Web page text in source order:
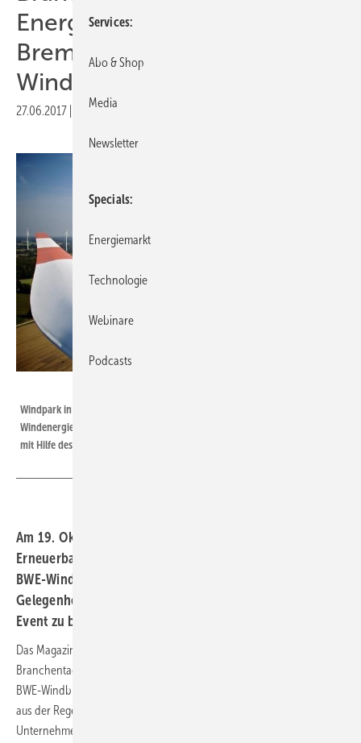
Energien Niedersachsen-
Bremen und
Windbranchentag
27.06.2017 Druckvorschau
Windpark in Niedersachsen | Einen konfliktfreien Ausbau der
Windenergienutzung erhofft sich die niedersächsische Landesregierung
mit Hilfe des jetzt verabschiedeten Windenergieerlasses.
Am 19. Oktober findet in Hannover der Branchentag
Erneuerbare Energien Niedersachsen-Bremen und 4.
BWE-Windbranchentag statt. Unternehmen haben jetzt
Gelegenheit, sich an einer Sonderpublikation zu dem
Event zu beteiligen.
Das Magazin ERNEUERBARE ENERGIEN plant ein Sondermagazin zum
Branchentag Erneuerbare Energien Niedersachsen-Bremen und 4.
BWE-Windbranchentag mit redaktionellen Unternehmensbeiträgen
aus der Regenerativbranche. Ziel ist es den teilnehmenden
Unternehmen mehr Stimme und Sichtbarkeit im Kontext der
Services
Abo & Shop
Media
Newsletter
Specials
Energiemarkt
Technologie
Webinare
Podcasts